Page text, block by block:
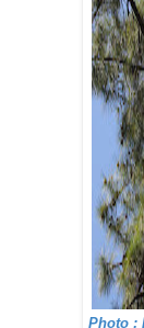
Photo :